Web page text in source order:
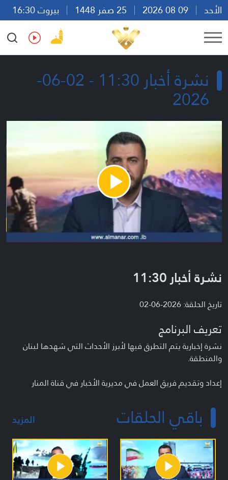
الأحد
بيروت 16:30
Ar
En Fr Es
نشرة أخبار 11:30 - 02-06-
2026
Play
Video
نشرة أخبار 11:30
تاريخ الحلقة: 2026-06-02
تعريف البرنامج
نشرة إخبارية يتم التطرق فيها لأبرز الأحداث التي شهدها لبنان
والمنطقة.
إعداد وتقديم فريق العمل في مديرية الأخبار في قناة المنار
باقي الحلقات المزيد